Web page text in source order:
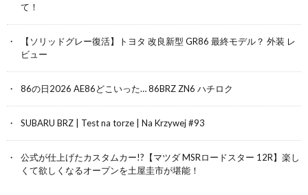
て！
【ソリッドグレー復活】トヨタ 改良新型 GR86 最終モデル？ 外装 レ
ビュー
86の日2026 AE86どこいった… 86BRZ ZN6 ハチロク
SUBARU BRZ | Test na torze | Na Krzywej #93
公式が仕上げたカスタムカー!?【マツダ MSRロードスター 12R】楽し
くて欲しくなるオープンを土屋圭市が堪能！